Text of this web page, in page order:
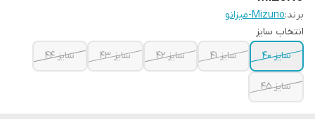
برند:Mizuno-میزانو
انتخاب سایز
سایز 40
سایز 41 سایز 42 سایز 43 سایز 44
سایز 45